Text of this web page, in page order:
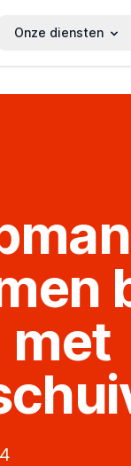
Onze diensten
met